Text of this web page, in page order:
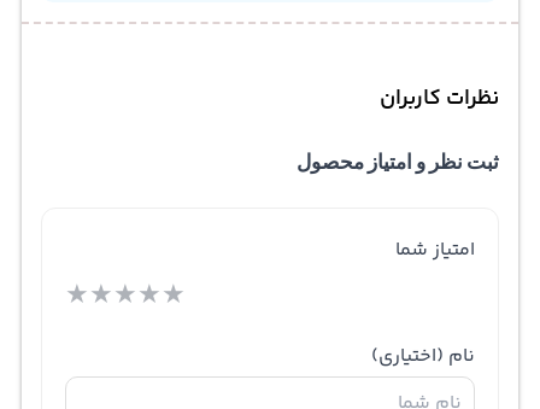
نظرات کاربران
ثبت نظر و امتیاز محصول
امتیاز شما
★★★★★
نام (اختیاری)